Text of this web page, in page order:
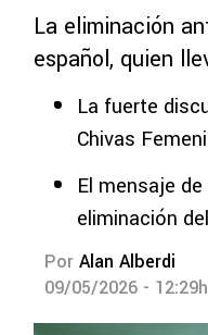
La eliminación
español, quien
La fuerte
Chivas
El mensaje
eliminación
Por Alan Alberdi
09/05/2026 -